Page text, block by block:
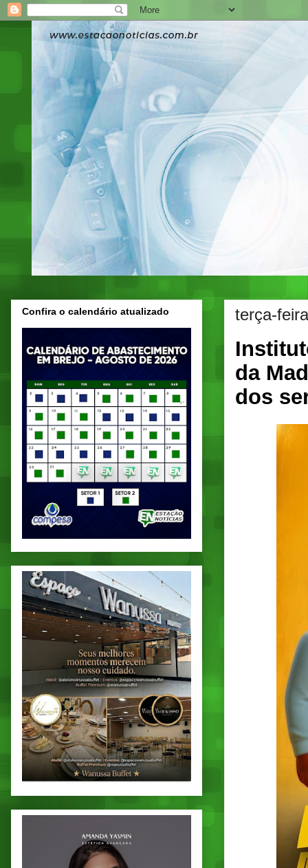
terça-
da
dos
Confira o calendário atualizado